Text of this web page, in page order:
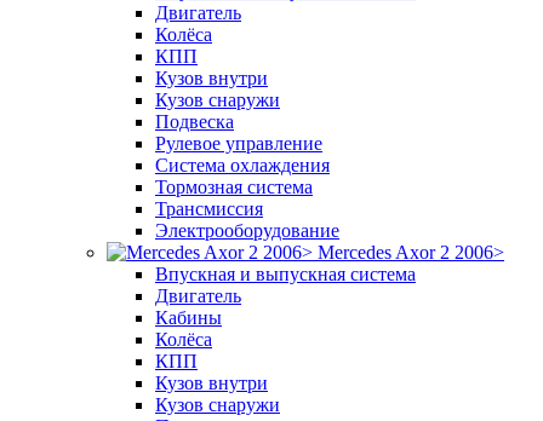
Двигатель
Колёса
КПП
Кузов внутри
Кузов снаружи
Подвеска
Рулевое управление
Система охлаждения
Тормозная система
Трансмиссия
Электрооборудование
Mercedes Axor 2 2006>
Впускная и выпускная система
Двигатель
Кабины
Колёса
КПП
Кузов внутри
Кузов снаружи